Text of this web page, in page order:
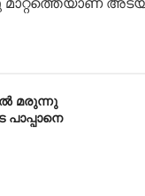
മരുന്നു